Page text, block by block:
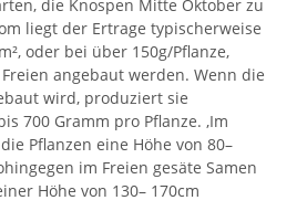
die Knospen Mitte Oktober zu
liegt der Ertrage typischerweise
oder bei über 150g/Pflanze,
angebaut werden. Wenn die
wird, produziert sie
700 Gramm pro Pflanze. ,Im
Pflanzen eine Höhe von 80–
im Freien gesäte Samen
Höhe von 130– 170cm